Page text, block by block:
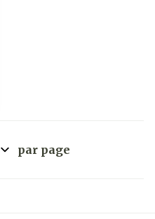
par page